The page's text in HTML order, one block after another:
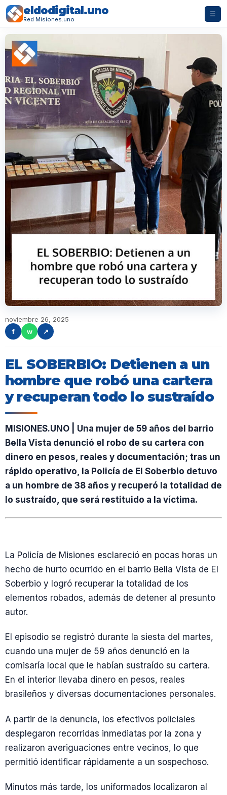
eldodigital.uno
Red Misiones.uno
☰
noviembre 26, 2025
f
w ↗
EL SOBERBIO: Detienen a un
hombre que robó una cartera
y recuperan todo lo sustraído
MISIONES.UNO | Una mujer de 59 años del barrio
Bella Vista denunció el robo de su cartera con
dinero en pesos, reales y documentación; tras un
rápido operativo, la Policía de El Soberbio detuvo
a un hombre de 38 años y recuperó la totalidad de
lo sustraído, que será restituido a la víctima.
La Policía de Misiones esclareció en pocas horas un
hecho de hurto ocurrido en el barrio Bella Vista de El
Soberbio y logró recuperar la totalidad de los
elementos robados, además de detener al presunto
autor.
El episodio se registró durante la siesta del martes,
cuando una mujer de 59 años denunció en la
comisaría local que le habían sustraído su cartera.
En el interior llevaba dinero en pesos, reales
brasileños y diversas documentaciones personales.
A partir de la denuncia, los efectivos policiales
desplegaron recorridas inmediatas por la zona y
realizaron averiguaciones entre vecinos, lo que
permitió identificar rápidamente a un sospechoso.
Minutos más tarde, los uniformados localizaron al